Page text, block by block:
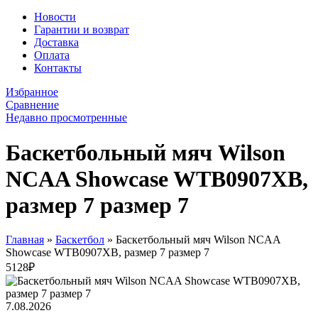
Новости
Гарантии и возврат
Доставка
Оплата
Контакты
Избранное
Сравнение
Недавно просмотренные
Баскетбольный мяч Wilson
NCAA Showcase WTB0907XB,
размер 7 размер 7
Главная » Баскетбол » Баскетбольный мяч Wilson NCAA
Showcase WTB0907XB, размер 7 размер 7
5128₽
7.08.2026